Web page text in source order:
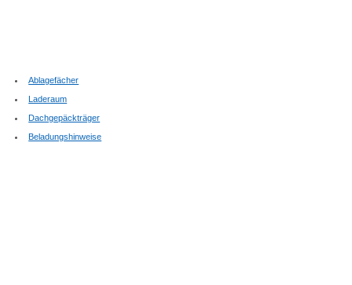
Ablagefächer
Laderaum
Dachgepäckträger
Beladungshinweise